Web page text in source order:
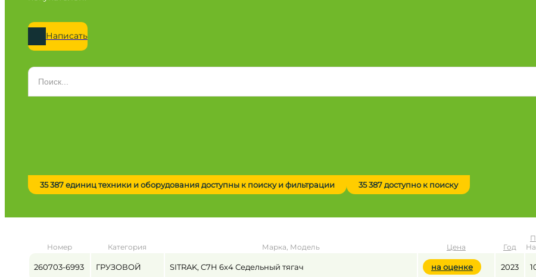
Написать
Сначала выберите марку
Город / регион
35 387 единиц техники и оборудования доступны к поиску и фильтрации 35 387 доступно к поиску
Номер Категория Марка, Модель Цена Год
260703-6993 ГРУЗОВОЙ SITRAK, C7H 6x4 Седельный тягач на оценке 2023